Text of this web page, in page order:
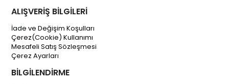
ALIŞVERİŞ BİLGİLERİ
İade ve Değişim Koşulları
Çerez(Cookie) Kullanımı
Mesafeli Satış Sözleşmesi
Çerez Ayarları
BİLGİLENDİRME